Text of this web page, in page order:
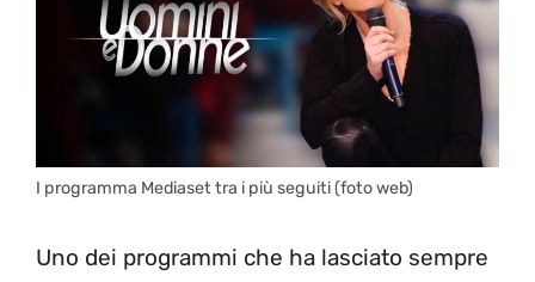
I programma Mediaset tra i più seguiti (foto web)
Uno dei programmi che ha lasciato sempre